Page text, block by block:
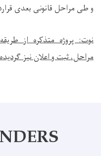
و طی مراحل قانونی بعدی
نوت: پروژه متذکره از
مراحل، ثبت و اعلان نیز